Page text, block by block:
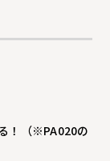
！（※PA020の